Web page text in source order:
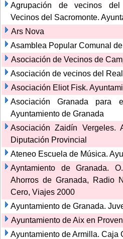
Agrupación de vecinos
Vecinos del Sacromonte.
Ars Nova
Asamblea Popular Comunal
Asociación de Vecinos de
Asociación de vecinos del
Asociación Eliot Fisk.
Asociación Granada para
Ayuntamiento de Granada
Asociación Zaidín Vergeles.
Diputación Provincial
Ateneo Escuela de Música.
Ayntamiento de Granada.
Ahorros de Granada, Radio
Cero, Viajes 2000
Ayuntamiento de Granada.
Ayuntamiento de Aix en
Ayuntamiento de Armilla. Caja